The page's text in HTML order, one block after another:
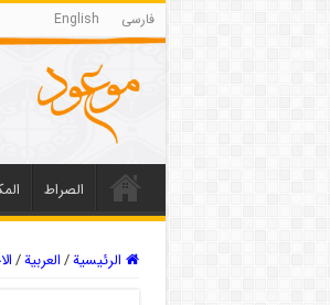
فارسی English
الصراط
الرئيسية/العربیة/